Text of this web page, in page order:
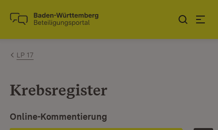
Zum Inhalt springen
Link zur Startseite
LP 17
Krebsregister
Ist ausgewählt. Ist die aktuelle Phase.
Online-Kommentierung